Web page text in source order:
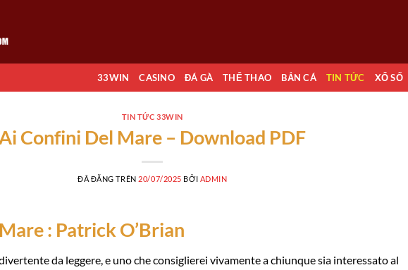
33WIN CASINO ĐÁ GÀ THỂ THAO BẮN CÁ TIN TỨC XỔ SỐ
TIN TỨC 33WIN
Ai Confini Del Mare – Download PDF
ĐÃ ĐĂNG TRÊN 20/07/2025 BỞI ADMIN
: Patrick O’Brian
da leggere, e uno che consiglierei vivamente a chiunque sia interessato al